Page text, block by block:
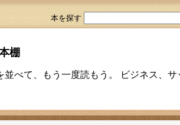
本を探す
棚
並べて、もう一度読もう。 ビジネス、